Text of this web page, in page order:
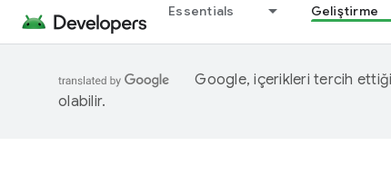
Essentials Geliştirme
Google, içerikleri tercih
olabilir.